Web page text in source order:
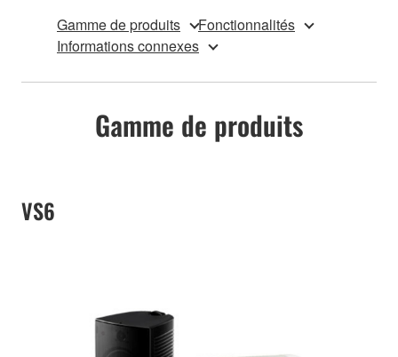
Gamme de produits
Fonctionnalités
Informations connexes
Gamme de produits
VS6